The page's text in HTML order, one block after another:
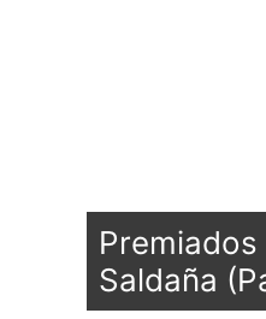
Saldaña